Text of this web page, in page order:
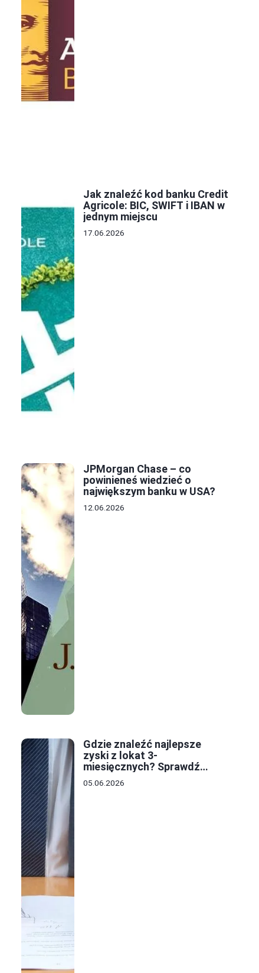
Jak znaleźć kod banku Credit
Agricole: BIC, SWIFT i IBAN w
jednym miejscu
17.06.2026
JPMorgan Chase – co
powinieneś wiedzieć o
największym banku w USA?
12.06.2026
Gdzie znaleźć najlepsze
zyski z lokat 3-
miesięcznych? Sprawdź
oferty i stawki!
05.06.2026